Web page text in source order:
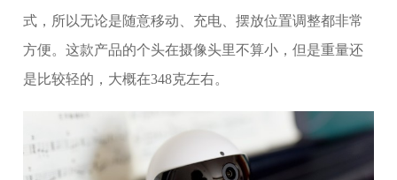
式，所以无论是随意移动、充电、摆放位置调整都非常
方便。这款产品的个头在摄像头里不算小，但是重量还
是比较轻的，大概在348克左右。